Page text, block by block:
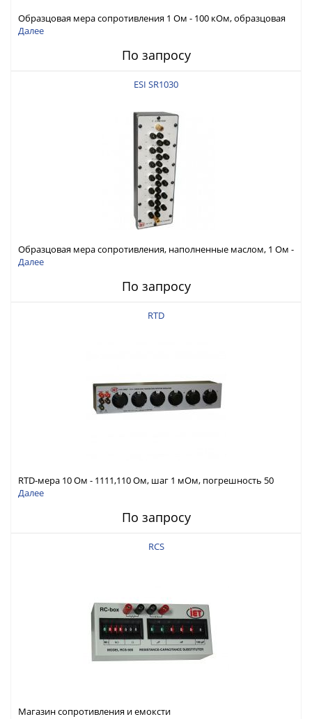
Образцовая мера сопротивления 1 Ом - 100 кОм, образцовая
погрешность ± (1 PPM + 0.1мкОм при параллельном
Далее
По запросу
ESI SR1030
Образцовая мера сопротивления, наполненные маслом, 1 Ом -
100 кОм, образцовая погрешность ± (1 PPM + 0.1мкОм при
Далее
По запросу
RTD
RTD-мера 10 Ом - 1111,110 Ом, шаг 1 мОм, погрешность 50
ppm
Далее
По запросу
RCS
Магазин сопротивления и емоксти